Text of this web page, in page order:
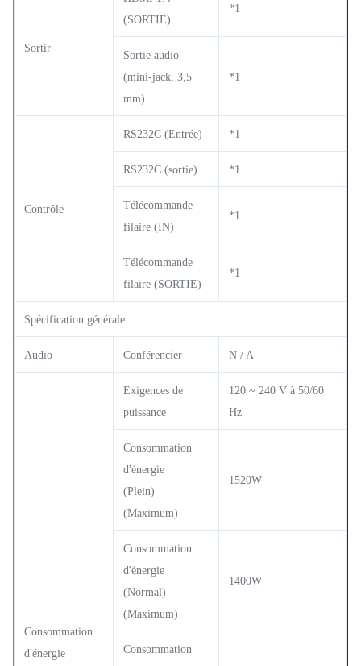
Sortir
(SORTIE)
*1
Sortie audio
(mini-jack, 3,5
mm)
*1
Contrôle
RS232C (Entrée) *1
RS232C (sortie) *1
Télécommande
filaire (IN)
*1
Télécommande
filaire (SORTIE)
*1
Spécification générale
Audio Conférencier N / A
Consommation
d'énergie
Exigences de
puissance
120 ~ 240 V à 50/60
Hz
Consommation
d'énergie
(Plein)
(Maximum)
1520W
Consommation
d'énergie
(Normal)
(Maximum)
1400W
Consommation